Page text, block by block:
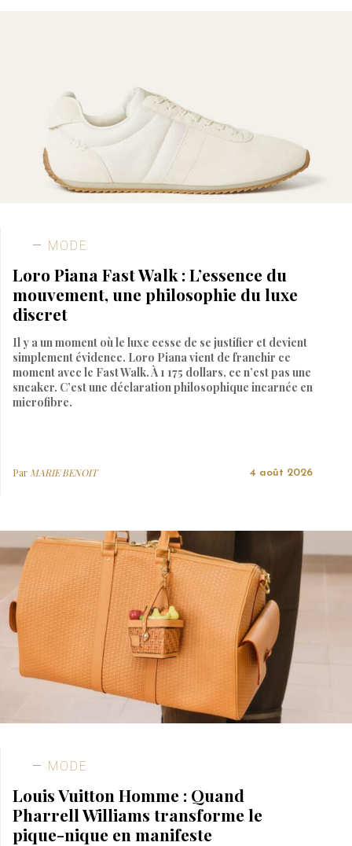
MODE
Loro Piana Fast Walk : L’essence du
mouvement, une philosophie du luxe
discret
Il y a un moment où le luxe cesse de se justifier et devient
simplement évidence. Loro Piana vient de franchir ce
moment avec le Fast Walk. À 1 175 dollars, ce n’est pas une
sneaker. C’est une déclaration philosophique incarnée en
microfibre.
ParMARIE BENOIT 4 août 2026
MODE
Louis Vuitton Homme : Quand
Pharrell Williams transforme le
pique-nique en manifeste